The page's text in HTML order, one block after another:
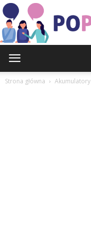
Strona główna Akumulatory